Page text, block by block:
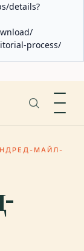
details?
process/
МАЙЛ-